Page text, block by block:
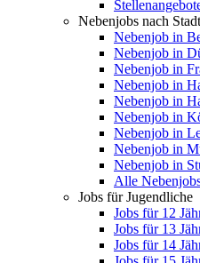
Nebenjobs nach Stadt
Nebenjob in
Nebenjob in
Nebenjob in
Nebenjob in
Nebenjob in
Nebenjob in
Nebenjob in
Nebenjob in
Nebenjob in
Alle
Jobs für Jugendliche
Jobs für 12
Jobs für 13
Jobs für 14